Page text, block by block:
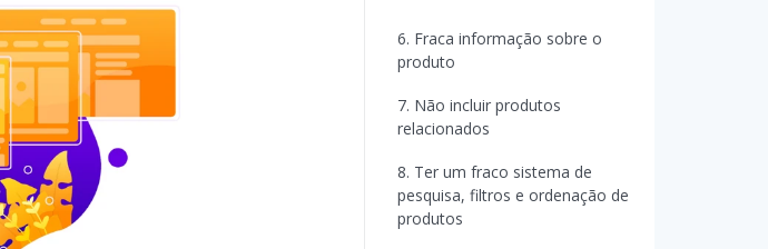
6. Fraca informação sobre o
produto
7. Não incluir produtos
relacionados
8. Ter um fraco sistema de
pesquisa, filtros e ordenação de
produtos